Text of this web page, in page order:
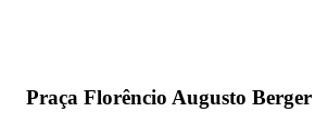
Praça Florêncio Augusto Berger